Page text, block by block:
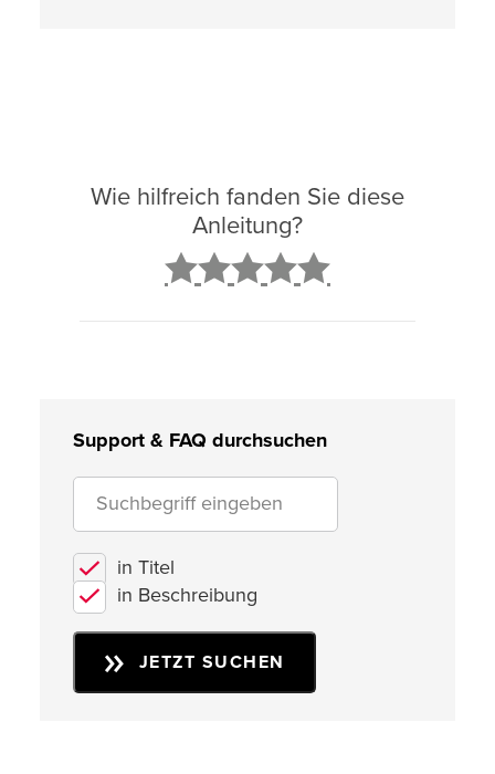
Wie hilfreich fanden Sie diese
Anleitung?
Support & FAQ durchsuchen
in Titel
in Beschreibung
JETZT SUCHEN